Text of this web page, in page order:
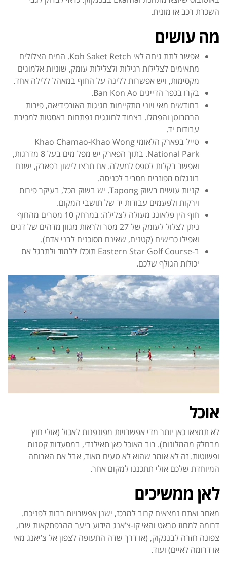
השכרת רכב או מונית.
מה עושים
אפשר לתת גיחה לאי Koh Saket Retch. המים הצלולים
מתאימים לצלילות רגילות ולצלילות עומק, שוניות אלמוגים
מקסימות, ויש אפשרות ללינה על החוף במאהל ללילה אחד.
בקרו בכפר הדייגים Ban Kon Ao.
בחודשים מאי ויוני מתקיימות חגיגות האורכידיאה, פירות
הרמבוטן והפמלו. בצמוד לחוגגים נפתחות באסטות למכירת
עבודות יד.
טייל בפארק הלאומי Khao Chamao-Khao Wong
National Park.
בתוך הפארק יש מפל מים בעל 8 מדרגות,
ואפשר בקלות לטפס למעלה. אם תרצו לישון בפארק, ישנם
בונגלוס מפוזרים מסביב לכניסה.
קניות עושים בשוק Tapong. יש בשוק הכל, בעיקר פירות
וירקות ולפעמים עבודות יד של תושבי המקום.
חוף הין פלאונג מעולה לצלילה: במרחק 10 מטרים מהחוף
ניתן לצלול לעומק של 27 מטר ולראות מגוון מדהים
של דגים
ואפילו כרישים (קטנים, שאינם מסוכנים לבני אדם).
ב-Eastern Star Golf Course תוכלו ללמוד ולתרגל את
יכולות הגולף שלכם.
אוכל
לא תמצאו כאן יותר מדי אפשרויות מפונפנות לאכול (אולי חוץ
מבחלק מהמלונות). רוב האוכל כאן תאילנדי, במסעדות קטנות
ופשוטות. זה לא אומר שהוא לא טעים מאוד, אבל את הארוחה
המיוחדת שלכם אולי תתכננו למקום אחר.
לאן ממשיכים
מאחר ואתם נמצאים קרוב למרכז, ישנן אפשרויות רבות לפניכם.
דרומה למחוז טראט והאי קו-צ’אנג הידוע ביער ההרפתקאות שבו,
צפונה חזרה לבנגקוק, (או דרך שדה התעופה לצפון אל צ’יאנג מאי
או דרומה לאיים) ועוד.